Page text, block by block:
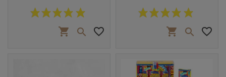
Prix
shopping_cart  favorite_border
Prix
shopping_cart  favorite_border